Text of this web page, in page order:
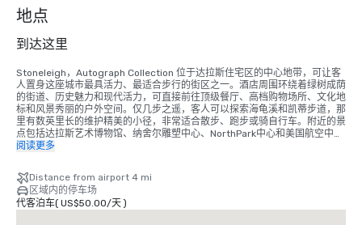
地点
到达这里
Stoneleigh，Autograph Collection 位于达拉斯住宅区的中心地带，可让客
人置身这座城市最具活力、最适合步行的街区之一。酒店周围环绕着绿树成荫
的街道、历史魅力和现代活力，可直接前往顶级餐厅、高档购物场所、文化地
标和风景秀丽的户外空间。仅几步之遥，客人可以探索海龟溪和凯蒂步道，那
里有数英里长的维护精美的小径，非常适合散步、跑步或骑自行车。附近的景
点包括达拉斯艺术博物馆、纳舍尔雕塑中心、NorthPark中心和美国航空中
心，后者是达拉斯小牛队和主要娱乐活动的所在地。
从达拉斯爱田机场 (DAL) 出发：途经知更鸟巷和哈里·海因斯大道或达拉斯北
部收费公路约 15—20 分钟（5—6 英里）。按照通往知更鸟巷的路标离开机
场，向西行驶，然后连接到哈里·海因斯大道南行或达拉斯北部收费公路向
南。在沃尔夫街/枫树大道下车，继续朝橡树草坪大道行驶。该酒店将位于达
阅读更多
Distance from airport 4 mi
区域内的停车场
代客泊车( US$50.00/天)